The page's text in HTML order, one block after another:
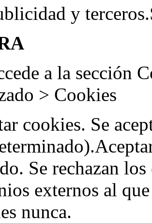
y
a la sección
> Cookies
cookies. Se
Se rechazan
externos al
nunca.